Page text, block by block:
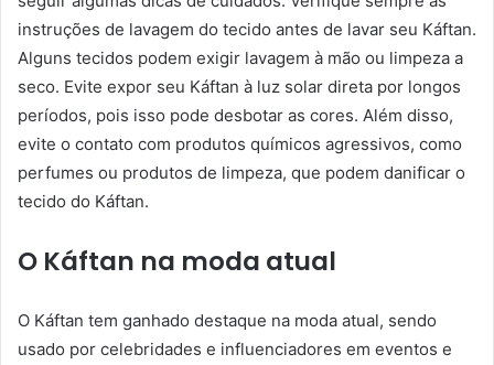
instruções de lavagem do tecido antes de lavar seu Káftan.
Alguns tecidos podem exigir lavagem à mão ou limpeza a
seco. Evite expor seu Káftan à luz solar direta por longos
períodos, pois isso pode desbotar as cores. Além disso,
evite o contato com produtos químicos agressivos, como
perfumes ou produtos de limpeza, que podem danificar o
tecido do Káftan.
O Káftan na moda atual
O Káftan tem ganhado destaque na moda atual, sendo
usado por celebridades e influenciadores em eventos e